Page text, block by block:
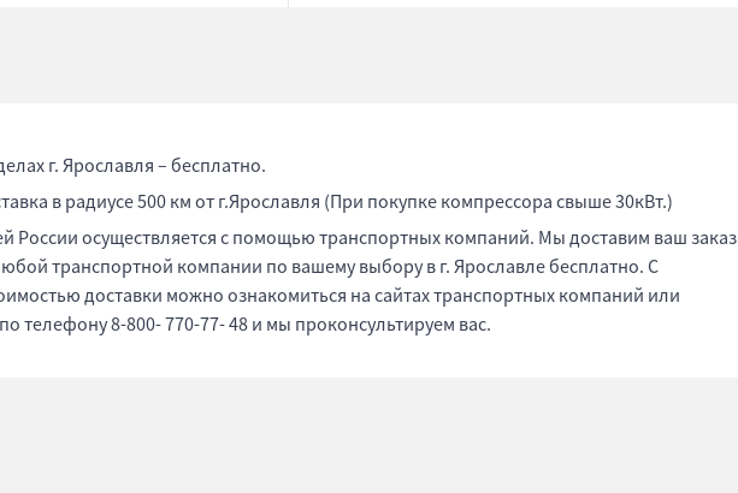
г. Ярославля – бесплатно.
в радиусе 500 км от г.Ярославля (При покупке компрессора свыше 30кВт.)
России осуществляется с помощью транспортных компаний. Мы доставим ваш заказ
транспортной компании по вашему выбору в г. Ярославле бесплатно. С
доставки можно ознакомиться на сайтах транспортных компаний или
телефону 8-800- 770-77- 48 и мы проконсультируем вас.